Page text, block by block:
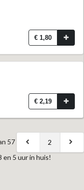
€ 1,80
€ 2,19
57
2
en 5 uur in huis!